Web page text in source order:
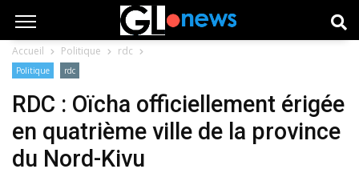
Accueil Politique rdc
Politique rdc
RDC : Oïcha officiellement érigée
en quatrième ville de la province
du Nord-Kivu